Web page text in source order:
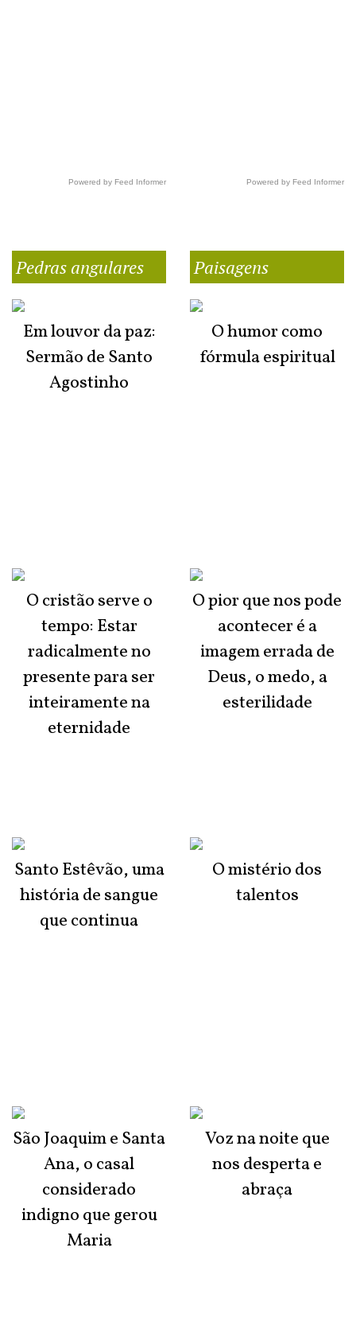
Powered by Feed Informer Powered by Feed Informer
Pedras angulares
Em louvor da paz:
Sermão de Santo
Agostinho
O cristão serve o
tempo: Estar
radicalmente no
presente para ser
inteiramente na
eternidade
Santo Estêvão, uma
história de sangue
que continua
São Joaquim e Santa
Ana, o casal
considerado
indigno que gerou
Maria
Paisagens
O humor como
fórmula espiritual
O pior que nos pode
acontecer é a
imagem errada de
Deus, o medo, a
esterilidade
O mistério dos
talentos
Voz na noite que
nos desperta e
abraça